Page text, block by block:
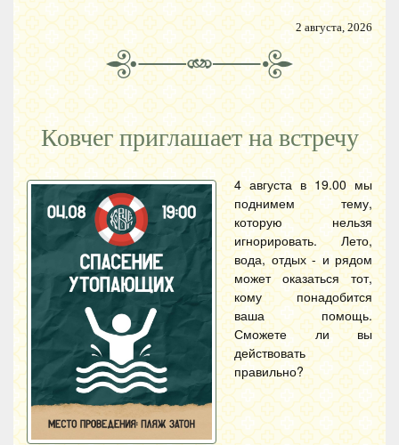
2 августа, 2026
Ковчег приглашает на встречу
4 августа в 19.00 мы
поднимем тему,
которую нельзя
игнорировать. Лето,
вода, отдых - и рядом
может оказаться тот,
кому понадобится
ваша помощь.
Сможете ли вы
действовать
правильно?